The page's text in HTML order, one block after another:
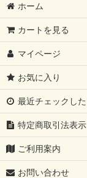
ホーム
カートを見る
マイページ
お気に入り
最近チェックし
特定商取引法表示
ご利用案内
お問い合わせ